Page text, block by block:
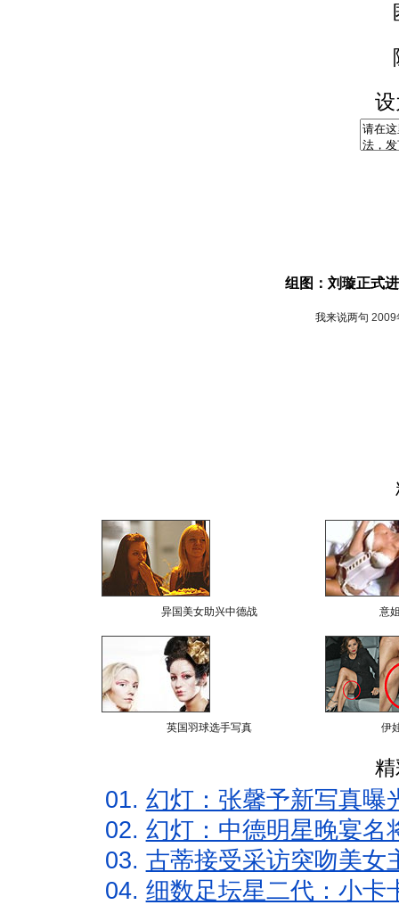
组图：刘璇正式
我来说两句 2009
异国美女助兴中德战 意
英国羽球选手写真 伊
01. 幻灯：张馨予新写真曝
02. 幻灯：中德明星晚宴名
03. 古蒂接受采访突吻美女
04. 细数足坛星二代：小卡